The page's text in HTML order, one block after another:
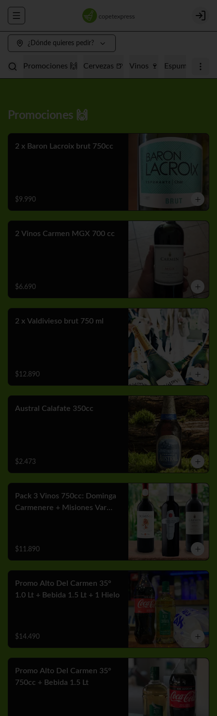
Abrir menu de navegación Login
¿Dónde quieres pedir?
Promociones 🙌 Cervezas 🍺 Vinos 🍷 Espumantes 🥂
Promociones 🙌
2 x Baron Lacroix brut 750cc
$9.990
2 Vinos Carmen MGX 700 cc
$6.690
2 x Valdivieso brut 750 ml
$12.890
Austral Calafate 350cc
$2.473
Pack 3 Vinos 750cc: Dominga
Carmenere + Misiones Var
$11.890
Promo Alto Del Carmen 35°
1.0 Lt + Bebida 1.5 Lt + 1 Hielo
$14.490
Promo Alto Del Carmen 35°
750cc + Bebida 1.5 Lt